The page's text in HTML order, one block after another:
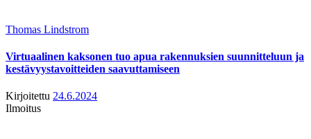
Thomas Lindstrom
Virtuaalinen kaksonen tuo apua rakennuksien suunnitteluun ja
kestävyystavoitteiden saavuttamiseen
Kirjoitettu 24.6.2024
Ilmoitus